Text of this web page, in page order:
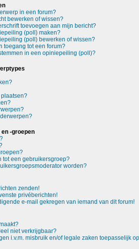
in een forum?
bewerken of wissen?
toevoegen aan mijn bericht?
(poll) maken?
(poll) bewerken of wissen?
toegang tot een forum?
in een opiniepeiling (poll)?
-groepen
tot een gebruikersgroep?
worden?
zenden!
privéberichten!
e-mail gekregen van iemand van dit forum!
niet verkrijgbaar?
i.v.m. misbruik en/of legale zaken toepasselijk